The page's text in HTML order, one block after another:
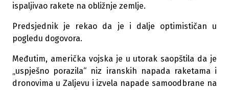
ispaljivao rakete na obližnje zemlje.
Predsjednik je rekao da je i dalje optimističan u
pogledu dogovora.
Međutim, američka vojska je u utorak saopštila da je
„uspješno porazila“ niz iranskih napada raketama i
dronovima u Zaljevu i izvela napade samoodbrane na